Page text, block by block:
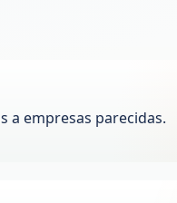
a empresas parecidas.